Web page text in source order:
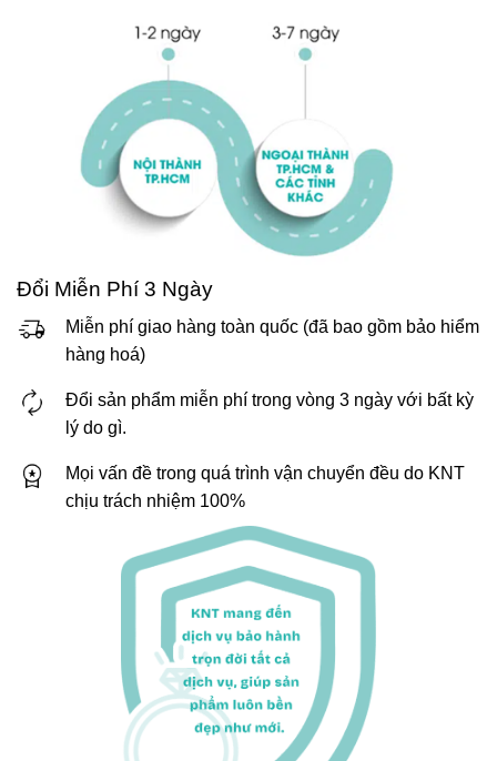
Đổi Miễn Phí 3 Ngày
Miễn phí giao hàng toàn quốc (đã bao gồm bảo hiểm
hàng hoá)
Đổi sản phẩm miễn phí trong vòng 3 ngày với bất kỳ
lý do gì.
Mọi vấn đề trong quá trình vận chuyển đều do KNT
chịu trách nhiệm 100%